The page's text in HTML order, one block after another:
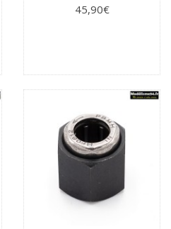
45,90€